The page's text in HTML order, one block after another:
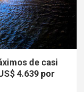
de casi
4.639 por